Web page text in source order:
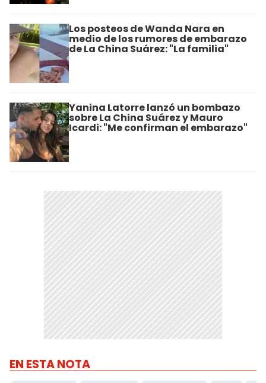
Los posteos de Wanda Nara en
medio de los rumores de embarazo
de La China Suárez: "La familia"
Yanina Latorre lanzó un bombazo
sobre La China Suárez y Mauro
Icardi: "Me confirman el embarazo"
EN ESTA NOTA